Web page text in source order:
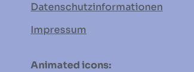
Datenschutzinformationen
Impressum
Animated icons: